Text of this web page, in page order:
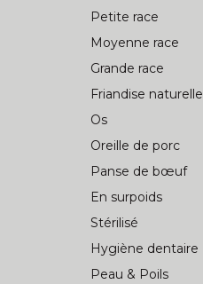
Petite race
Moyenne race
Grande race
Friandise naturelle
Os
Oreille de porc
Panse de bœuf
En surpoids
Stérilisé
Hygiène dentaire
Peau & Poils